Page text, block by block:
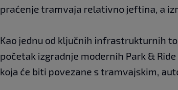
praćenje tramvaja relativno jeftina, a
Kao jednu od ključnih infrastrukturnih
početak izgradnje modernih Park &
koja će biti povezane s tramvajskim,